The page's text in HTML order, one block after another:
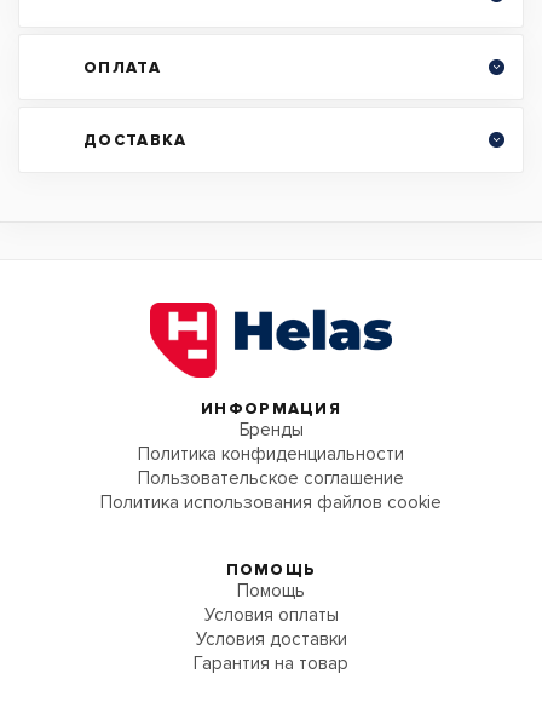
ОПЛАТА
ДОСТАВКА
ИНФОРМАЦИЯ
Бренды
Политика конфиденциальности
Пользовательское соглашение
Политика использования файлов cookie
ПОМОЩЬ
Помощь
Условия оплаты
Условия доставки
Гарантия на товар